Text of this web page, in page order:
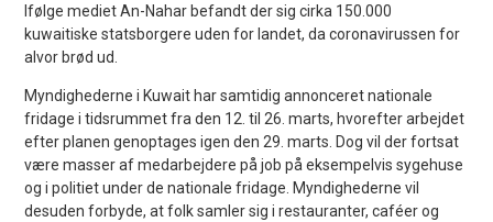
Ifølge mediet An-Nahar befandt der sig cirka 150.000
kuwaitiske statsborgere uden for landet, da coronavirussen for
alvor brød ud.
Myndighederne i Kuwait har samtidig annonceret nationale
fridage i tidsrummet fra den 12. til 26. marts, hvorefter arbejdet
efter planen genoptages igen den 29. marts. Dog vil der fortsat
være masser af medarbejdere på job på eksempelvis sygehuse
og i politiet under de nationale fridage. Myndighederne vil
desuden forbyde, at folk samler sig i restauranter, caféer og